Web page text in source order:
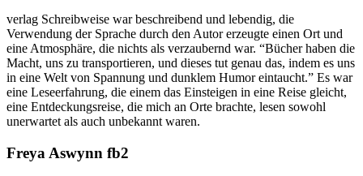
verlag Schreibweise war beschreibend und lebendig, die
Verwendung der Sprache durch den Autor erzeugte einen Ort und
eine Atmosphäre, die nichts als verzaubernd war. “Bücher haben die
Macht, uns zu transportieren, und dieses tut genau das, indem es uns
in eine Welt von Spannung und dunklem Humor eintaucht.” Es war
eine Leseerfahrung, die einem das Einsteigen in eine Reise gleicht,
eine Entdeckungsreise, die mich an Orte brachte, lesen sowohl
unerwartet als auch unbekannt waren.
Freya Aswynn fb2